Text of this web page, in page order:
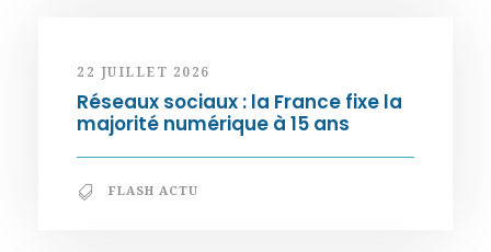
22 JUILLET 2026
Réseaux sociaux : la France fixe la
majorité numérique à 15 ans
FLASH ACTU